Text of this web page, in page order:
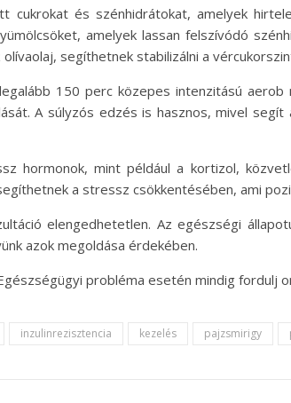
és szénhidrátokat, amelyek
amelyek lassan felszívódó
segíthetnek stabilizálni a
150 perc közepes intenzitású
A súlyzós edzés is hasznos, mivel
hormonok, mint például a kortizol,
a stressz csökkentésében, ami
elengedhetetlen. Az egészségi
azok megoldása érdekében.
probléma esetén mindig fordulj
inzulinrezisztencia kezelés pajzsmirigy